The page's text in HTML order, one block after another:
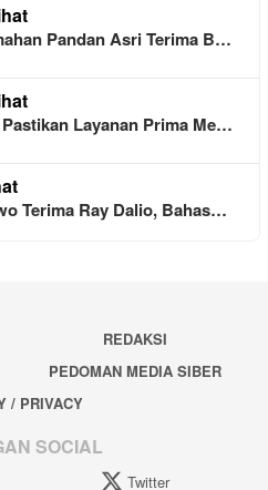
Pandan Asri Terima B…
Layanan Prima Me…
Terima Ray Dalio, Bahas…
REDAKSI
PEDOMAN MEDIA SIBER
/ PRIVACY
SOCIAL
Twitter